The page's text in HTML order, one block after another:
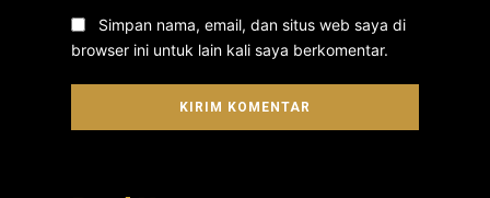
Simpan nama, email, dan situs web saya di
browser ini untuk lain kali saya berkomentar.